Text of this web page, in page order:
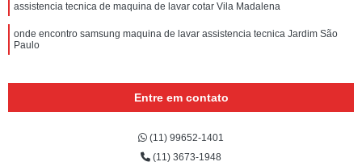
assistencia tecnica de maquina de lavar cotar Vila Madalena
onde encontro samsung maquina de lavar assistencia tecnica Jardim São
Paulo
Entre em contato
(11) 99652-1401
(11) 3673-1948